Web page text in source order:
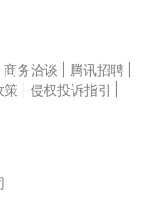
商务洽谈 腾讯招聘
策 侵权投诉指引